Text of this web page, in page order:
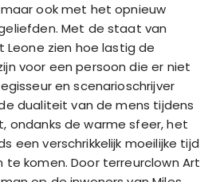
ook met het opnieuw
Met de staat van
Leone zien hoe lastig de
voor een persoon die er niet
en scenarioschrijver
dualiteit van de mens tijdens
ondanks de warme sfeer, het
een verschrikkelijk moeilijke tijd
te komen. Door terreurclown Art